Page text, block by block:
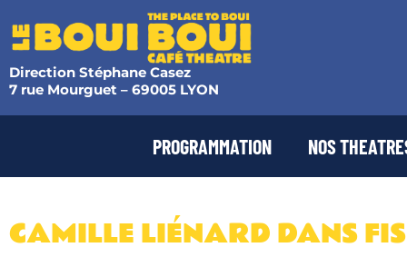
Direction Stéphane Casez
7 rue Mourguet – 69005 LYON
PROGRAMMATION NOS
CAMILLE LIÉNARD DANS